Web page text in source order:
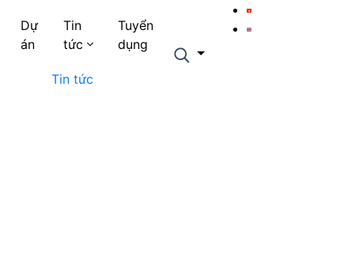
Dự
án
Tin
tức
Tin tức
Tuyển
dụng